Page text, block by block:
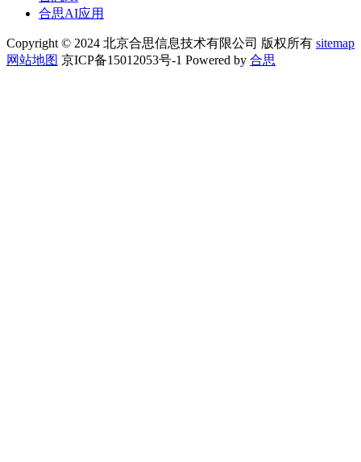
合思AI应用
Copyright © 2024 北京合思信息技术有限公司 版权所有 sitemap
网站地图 京ICP备15012053号-1 Powered by 合思